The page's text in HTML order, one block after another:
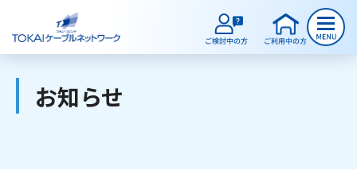
ご検討中のお客様
お知らせ